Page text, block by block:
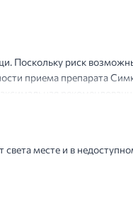
Поскольку риск
приема препарата
200 мг в сутки за 1 или 2
месте и в